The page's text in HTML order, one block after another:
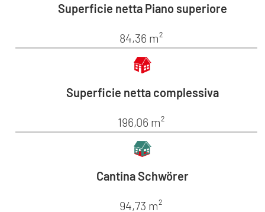
Superficie netta Piano superiore
84,36 m²
Superficie netta complessiva
196,06 m²
Cantina Schwörer
94,73 m²